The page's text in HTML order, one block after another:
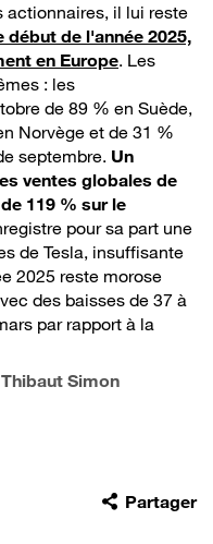
actionnaires, il lui reste
début de l'année 2025,
en Europe. Les
: les
de 89 % en Suède,
Norvège et de 31 %
septembre. Un
ventes globales de
119 % sur le
pour sa part une
de Tesla, insuffisante
2025 reste morose
des baisses de 37 à
par rapport à la
Simon
Partager